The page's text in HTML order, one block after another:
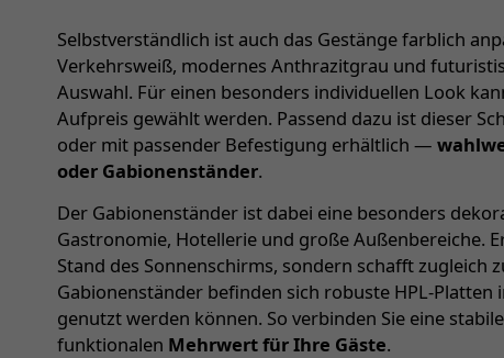
Selbstverständlich ist auch das Gestänge farblich
Verkehrsweiß, modernes Anthrazitgrau und
Auswahl. Für einen besonders individuellen Look
Aufpreis gewählt werden. Passend dazu ist dieser
oder mit passender Befestigung erhältlich —
oder Gabionenständer.
Der Gabionenständer ist dabei eine besonders
Gastronomie, Hotellerie und große Außenbereiche.
Stand des Sonnenschirms, sondern schafft zugleich
Gabionenständer befinden sich robuste HPL-
genutzt werden können. So verbinden Sie eine
funktionalen Mehrwert für Ihre Gäste.